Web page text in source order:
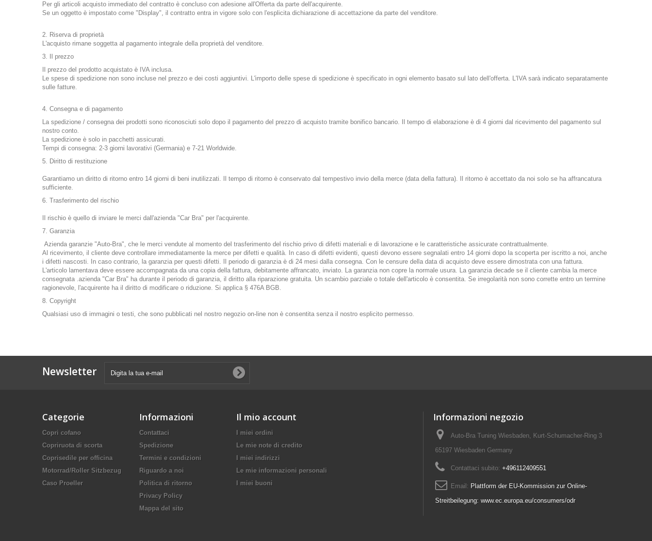
Per gli articoli acquisto immediato del contratto è concluso con adesione all'Offerta da parte dell'acquirente.
Se un oggetto è impostato come "Display", il contratto entra in vigore solo con l'esplicita dichiarazione di accettazione da parte del venditore.
2. Riserva di proprietà
L'acquisto rimane soggetta al pagamento integrale della proprietà del venditore.
3. Il prezzo
Il prezzo del prodotto acquistato è IVA inclusa.
Le spese di spedizione non sono incluse nel prezzo e dei costi aggiuntivi. L'importo delle spese di spedizione è specificato in ogni elemento basato sul lato dell'offerta. L'IVA sarà indicato separatamente
sulle fatture.
4. Consegna e di pagamento
La spedizione / consegna dei prodotti sono riconosciuti solo dopo il pagamento del prezzo di acquisto tramite bonifico bancario. Il tempo di elaborazione è di 4 giorni dal ricevimento del pagamento sul
nostro conto.
La spedizione è solo in pacchetti assicurati.
Tempi di consegna: 2-3 giorni lavorativi (Germania) e 7-21 Worldwide.
5. Diritto di restituzione
Garantiamo un diritto di ritorno entro 14 giorni di beni inutilizzati. Il tempo di ritorno è conservato dal tempestivo invio della merce (data della fattura). Il ritorno è accettato da noi solo se ha affrancatura
sufficiente.
6. Trasferimento del rischio
Il rischio è quello di inviare le merci dall'azienda "Car Bra" per l'acquirente.
7. Garanzia
Azienda garanzie "Auto-Bra", che le merci vendute al momento del trasferimento del rischio privo di difetti materiali e di lavorazione e le caratteristiche assicurate contrattualmente.
Al ricevimento, il cliente deve controllare immediatamente la merce per difetti e qualità. In caso di difetti evidenti, questi devono essere segnalati entro 14 giorni dopo la scoperta per iscritto a noi, anche
i difetti nascosti. In caso contrario, la garanzia per questi difetti. Il periodo di garanzia è di 24 mesi dalla consegna. Con le censure della data di acquisto deve essere dimostrata con una fattura.
L'articolo lamentava deve essere accompagnata da una copia della fattura, debitamente affrancato, inviato. La garanzia non copre la normale usura. La garanzia decade se il cliente cambia la merce
consegnata .azienda "Car Bra" ha durante il periodo di garanzia, il diritto alla riparazione gratuita. Un scambio parziale o totale dell'articolo è consentita. Se irregolarità non sono corrette entro un termine
ragionevole, l'acquirente ha il diritto di modificare o riduzione. Si applica § 476A BGB.
8. Copyright
Qualsiasi uso di immagini o testi, che sono pubblicati nel nostro negozio on-line non è consentita senza il nostro esplicito permesso.
Newsletter
Categorie
Copri cofano
Copriruota di scorta
Coprisedile per officina
Motorrad/Roller Sitzbezug
Caso Proeller
Informazioni
Contattaci
Spedizione
Termini e condizioni
Riguardo a noi
Politica di ritorno
Privacy Policy
Mappa del sito
Il mio account
I miei ordini
Le mie note di credito
I miei indirizzi
Le mie informazioni personali
I miei buoni
Informazioni negozio
Auto-Bra Tuning Wiesbaden, Kurt-Schumacher-Ring 3
65197 Wiesbaden Germany
Contattaci subito: +496112409551
Email: Plattform der EU-Kommission zur Online-
Streitbeilegung: www.ec.europa.eu/consumers/odr